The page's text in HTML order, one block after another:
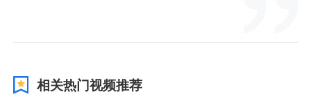
相关热门视频推荐